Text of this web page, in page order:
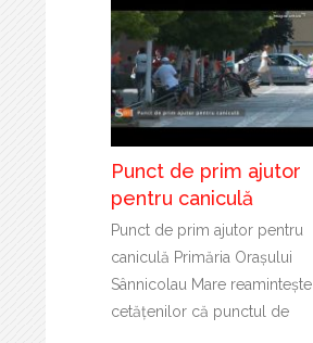
Punct de prim ajutor
pentru caniculă
Punct de prim ajutor pentru
caniculă Primăria Orașului
Sânnicolau Mare reamintește
cetățenilor că punctul de